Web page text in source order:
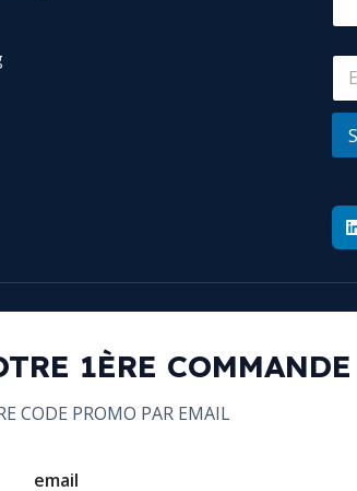
1ÈRE COMMANDE
CODE PROMO PAR EMAIL
email